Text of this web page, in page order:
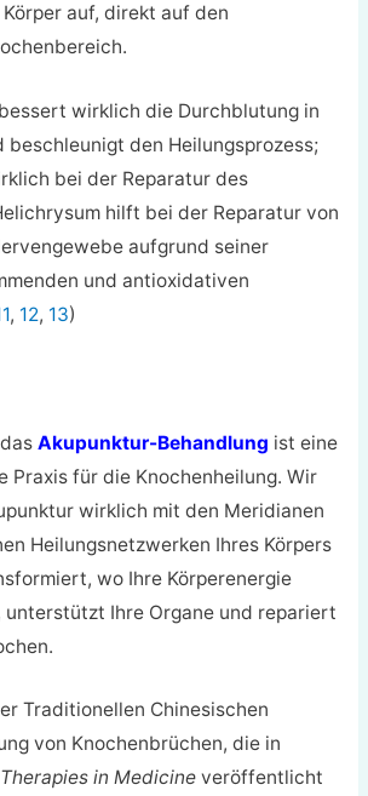
auf, direkt auf den
wirklich die Durchblutung in
beschleunigt den Heilungsprozess;
bei der Reparatur des
hilft bei der Reparatur von
aufgrund seiner
und antioxidativen
, 12, 13)
Akupunktur-Behandlung ist eine
Praxis für die Knochenheilung. Wir
wirklich mit den Meridianen
Heilungsnetzwerken Ihres Körpers
wo Ihre Körperenergie
Ihre Organe und repariert
Traditionellen Chinesischen
von Knochenbrüchen, die in
in Medicineveröffentlicht